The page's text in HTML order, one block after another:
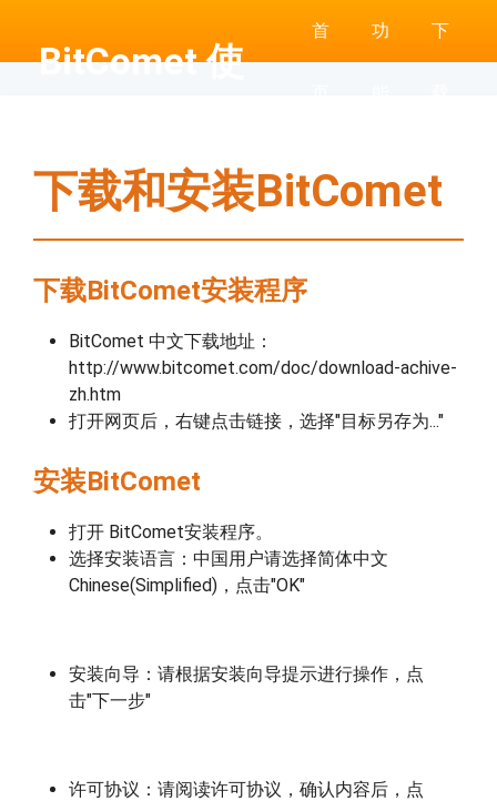
BitComet 使
首 功 下
下载和安装BitComet
下载BitComet安装程序
BitComet 中文下载地址：
http://www.bitcomet.com/doc/download-achive-
zh.htm
打开网页后，右键点击链接，选择"目标另存为..."
安装BitComet
打开 BitComet安装程序。
选择安装语言：中国用户请选择简体中文
Chinese(Simplified)，点击"OK"
安装向导：请根据安装向导提示进行操作，点
击"下一步"
许可协议：请阅读许可协议，确认内容后，点